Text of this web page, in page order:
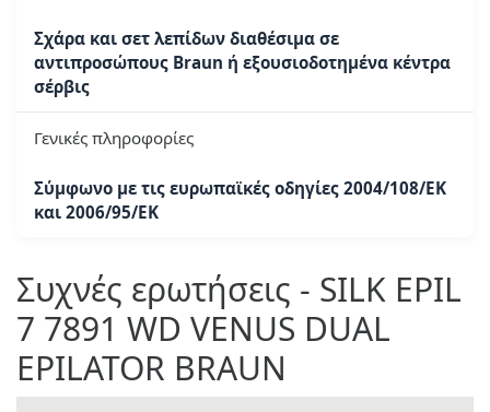
Σχάρα και σετ λεπίδων διαθέσιμα σε
αντιπροσώπους Braun ή εξουσιοδοτημένα κέντρα
σέρβις
Γενικές πληροφορίες
Σύμφωνο με τις ευρωπαϊκές οδηγίες 2004/108/ΕΚ
και 2006/95/ΕΚ
Συχνές ερωτήσεις - SILK EPIL
7 7891 WD VENUS DUAL
EPILATOR BRAUN